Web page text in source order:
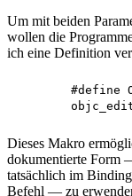
Um mit beiden
wollen die
ich eine Definition
Dieses Makro
dokumentierte Form
tatsächlich im
Befehl — zu